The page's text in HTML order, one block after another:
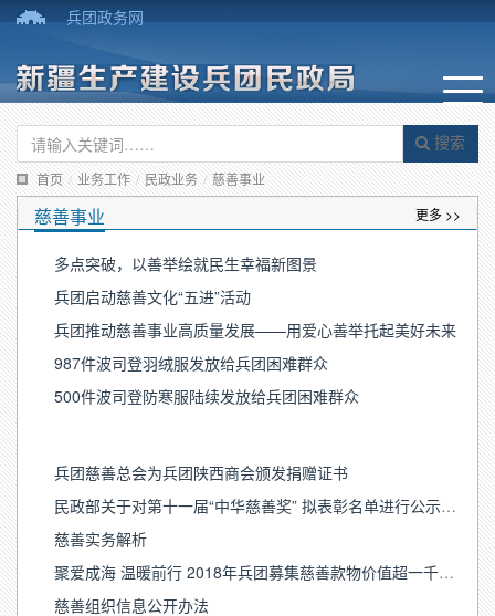
兵团政务网
搜索
首页 / 业务工作 / 民政业务 / 慈善事业
慈善事业 更多 >>
多点突破，以善举绘就民生幸福新图景
兵团启动慈善文化“五进”活动
兵团推动慈善事业高质量发展——用爱心善举托起美好未来
987件波司登羽绒服发放给兵团困难群众
500件波司登防寒服陆续发放给兵团困难群众
兵团慈善总会为兵团陕西商会颁发捐赠证书
民政部关于对第十一届“中华慈善奖” 拟表彰名单进行公示的公告
慈善实务解析
聚爱成海 温暖前行 2018年兵团募集慈善款物价值超一千万元
慈善组织信息公开办法